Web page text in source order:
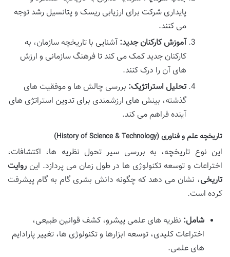
پایداری شرکت برای ارزیابی ریسک و پتانسیل رشد توجه
می کنند.
آموزش کارکنان جدید: آشنایی با تاریخچه سازمان، به
کارکنان جدید کمک می کند تا فرهنگ سازمانی و ارزش
های آن را درک کنند.
تحلیل استراتژیک: بررسی چالش ها و موفقیت های
گذشته، بینش های ارزشمندی برای تدوین استراتژی های
آینده فراهم می کند.
تاریخچه علم و فناوری (History of Science & Technology)
این نوع تاریخچه، به بررسی سیر تحول نظریه ها، اکتشافات،
اختراعات و توسعه تکنولوژی ها در طول زمان می پردازد. این روایت
تاریخی، نشان می دهد که چگونه دانش بشری گام به گام پیشرفت
کرده است.
شامل: نظریه های علمی پیشرو، کشف قوانین طبیعی،
اختراعات کلیدی، توسعه ابزارها و تکنولوژی ها، تغییر پارادایم
های علمی.